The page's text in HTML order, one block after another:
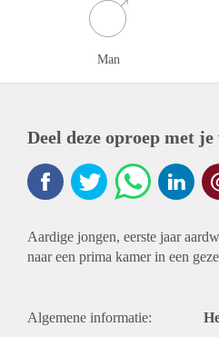
Man
Deel deze oproep met
Aardige jongen, eerste jaar
naar een prima kamer in een
Algemene informatie: